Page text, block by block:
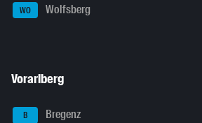
WO Wolfsberg
Vorarlberg
B Bregenz